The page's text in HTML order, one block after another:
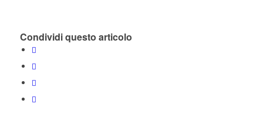
Condividi questo articolo